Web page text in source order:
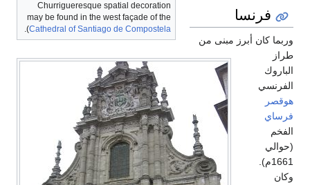
Churrigueresque spatial decoration
may be found in the west façade of the
Cathedral of Santiago de Compostela
).
فرنسا
وربما كان أبرز مبنى من
طراز
الباروك
الفرنسي
هوقصر
فرساي
الفخم
(حوالي
1661م).
وكان